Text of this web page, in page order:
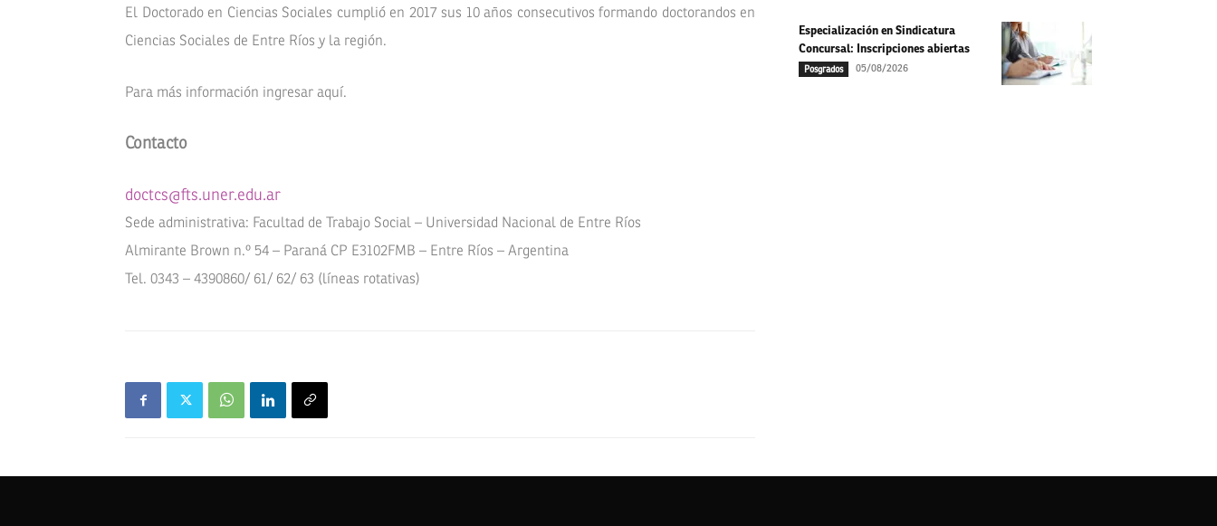
El Doctorado en Ciencias Sociales cumplió en 2017 sus 10 años consecutivos formando doctorandos en
Ciencias Sociales de Entre Ríos y la región.
Para más información ingresar aquí.
Contacto
doctcs@fts.uner.edu.ar
Sede administrativa: Facultad de Trabajo Social – Universidad Nacional de Entre Ríos
Almirante Brown n.º 54 – Paraná CP E3102FMB – Entre Ríos – Argentina
Tel. 0343 – 4390860/ 61/ 62/ 63 (líneas rotativas)
Especialización en Sindicatura
Concursal: Inscripciones abiertas
Posgrados 05/08/2026